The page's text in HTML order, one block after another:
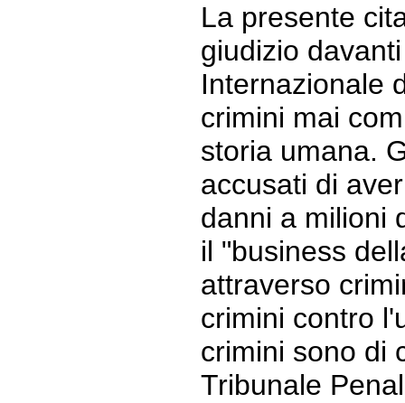
La presente
giudizio
Internazionale
crimini mai
storia umana.
accusati di
danni a milioni
il "business
attraverso
crimini contro
crimini sono di
Tribunale